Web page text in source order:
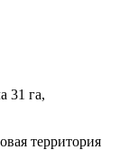
31 га,
территория